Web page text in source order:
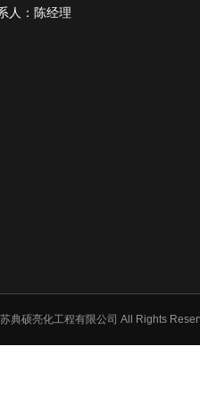
人：陈经理
典硕亮化工程有限公司 All Rights